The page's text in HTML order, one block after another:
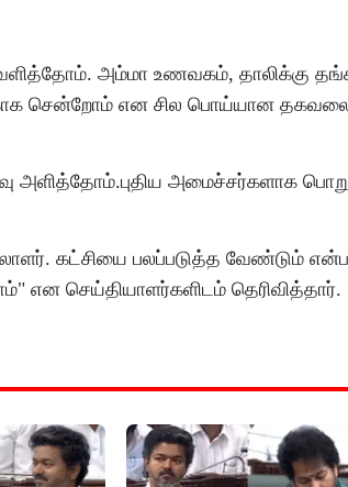
அம்மா உணவகம், தாலிக்கு
சென்றோம் என சில பொய்யான தகவலை
அளித்தோம்.புதிய அமைச்சர்களாக
கட்சியை பலப்படுத்த வேண்டும்
என செய்தியாளர்களிடம் தெரிவித்தார்.